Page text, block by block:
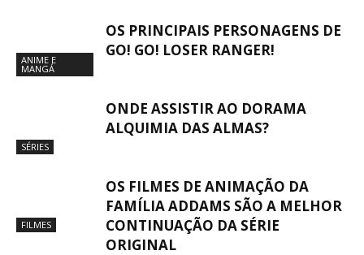
ANIME E
MANGÁ
OS PRINCIPAIS PERSONAGENS DE
GO! GO! LOSER RANGER!
SÉRIES
ONDE ASSISTIR AO DORAMA
ALQUIMIA DAS ALMAS?
FILMES
OS FILMES DE ANIMAÇÃO DA
FAMÍLIA ADDAMS SÃO A MELHOR
CONTINUAÇÃO DA SÉRIE
ORIGINAL